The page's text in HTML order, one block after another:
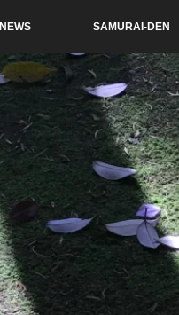
NEWS SAMURAI-DEN